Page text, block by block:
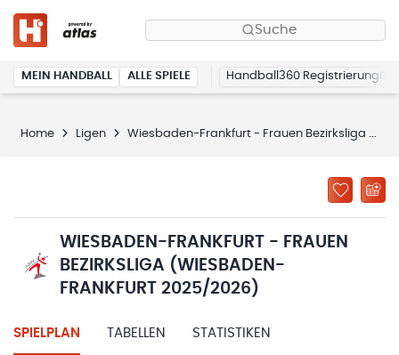
Suche
MEIN HANDBALL ALLE SPIELE Handball360 Registrierung
Home Ligen Wiesbaden-Frankfurt - Frauen Bezirksliga (Wiesbaden-Frankfurt 2025/2026)
WIESBADEN-FRANKFURT - FRAUEN
BEZIRKSLIGA (WIESBADEN-
FRANKFURT 2025/2026)
SPIELPLAN TABELLEN STATISTIKEN